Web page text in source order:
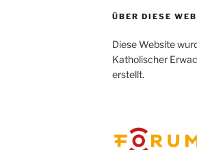
ÜBER DIESE
Diese Website
Katholischer
erstellt.